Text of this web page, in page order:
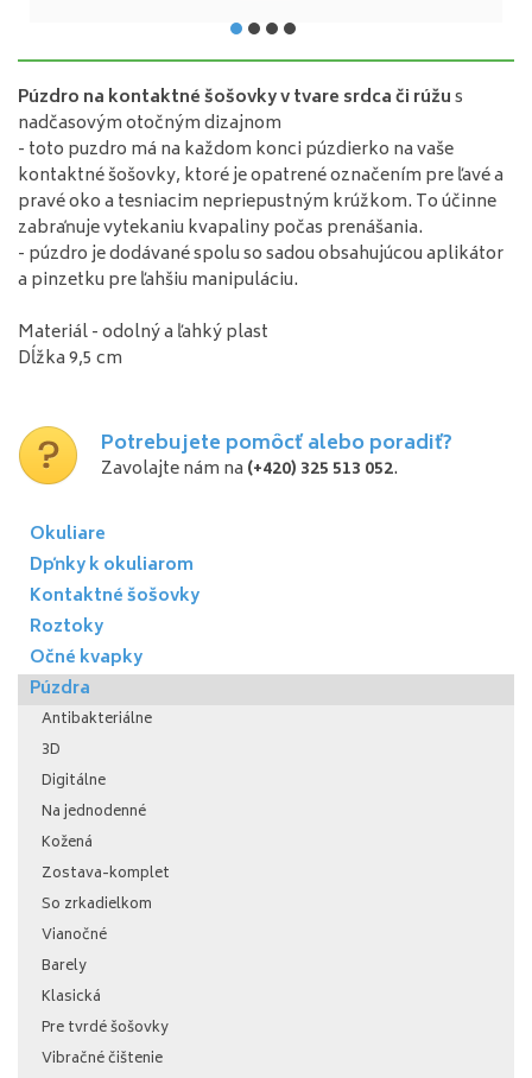
Púzdro na kontaktné šošovky v tvare srdca či rúžus
nadčasovým otočným dizajnom
- toto puzdro má na každom konci púzdierko na vaše
kontaktné šošovky, ktoré je opatrené označením pre ľavé a
pravé oko a tesniacim nepriepustným krúžkom. To účinne
zabraňuje vytekaniu kvapaliny počas prenášania.
- púzdro je dodávané spolu so sadou obsahujúcou aplikátor
a pinzetku pre ľahšiu manipuláciu.
Materiál - odolný a ľahký plast
Dĺžka 9,5 cm
Potrebujete pomôcť alebo poradiť?
Zavolajte nám na (+420) 325 513 052.
Okuliare
Dpňky k okuliarom
Kontaktné šošovky
Roztoky
Očné kvapky
Púzdra
Antibakteriálne
3D
Digitálne
Na jednodenné
Kožená
Zostava-komplet
So zrkadielkom
Vianočné
Barely
Klasická
Pre tvrdé šošovky
Vibračné čištenie